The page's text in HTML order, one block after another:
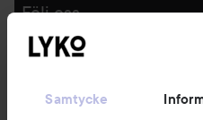
Samtycke
Följ oss